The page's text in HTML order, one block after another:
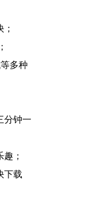
多种
分钟一
；
下载